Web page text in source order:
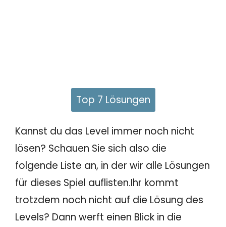
Top 7 Lösungen
Kannst du das Level immer noch nicht
lösen? Schauen Sie sich also die
folgende Liste an, in der wir alle Lösungen
für dieses Spiel auflisten.Ihr kommt
trotzdem noch nicht auf die Lösung des
Levels? Dann werft einen Blick in die